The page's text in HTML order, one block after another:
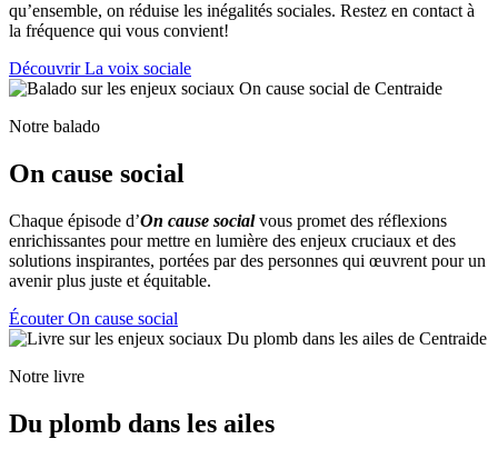
qu’ensemble, on réduise les inégalités sociales. Restez en contact à
la fréquence qui vous convient!
Découvrir La voix sociale
Notre balado
On cause social
Chaque épisode d’On cause socialvous promet des réflexions
enrichissantes pour mettre en lumière des enjeux cruciaux et des
solutions inspirantes, portées par des personnes qui œuvrent pour un
avenir plus juste et équitable.
Écouter On cause social
Notre livre
Du plomb dans les ailes